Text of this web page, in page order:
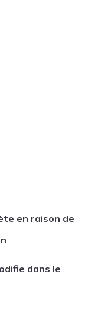
en raison de
dans le